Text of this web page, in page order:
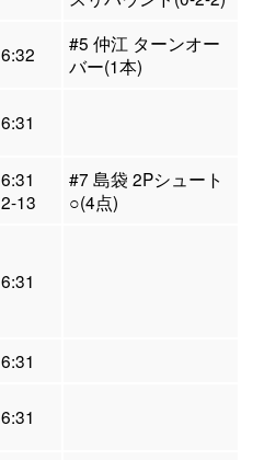
6:32
#5 仲江 ターンオー
バー(1本)
6:31
6:31
2-13
#7 島袋 2Pシュート
○(4点)
6:31
6:31
6:31